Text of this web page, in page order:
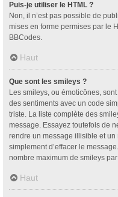
Puis-je utiliser le HTML ?
Non, il n’est pas possible de
mises en forme permises par le
BBCodes.
Haut
Que sont les smileys ?
Les smileys, ou émoticônes,
des sentiments avec un code
triste. La liste complète des
message. Essayez toutefois de
rendre un message illisible et
simplement d’effacer le
nombre maximum de smileys
Haut